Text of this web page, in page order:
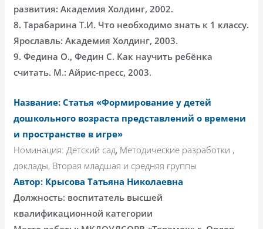
развития: Академия Холдинг, 2002.
8. Тарабарина Т.И. Что необходимо знать к 1 классу.
Ярославль: Академия Холдинг, 2003.
9. Федина О., Федин С. Как научить ребёнка
считать. М.: Айрис-пресс, 2003.
Название: Статья «Формирование у детей
дошкольного возраста представлений о времени
и пространстве в игре»
Номинация: Детский сад, Методические разработки ,
доклады, Вторая младшая и средняя группы
Автор: Крысова Татьяна Николаевна
Должность: воспитатель высшей
квалификационной категории